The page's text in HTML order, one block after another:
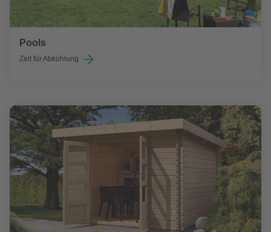
Pools
Zeit für Abkühlung